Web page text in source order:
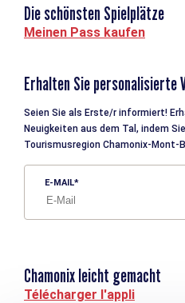
Die schönsten Spielplätze
Meinen Pass kaufen
Erhalten Sie personalisierte
Seien Sie als Erste/r informiert!
Neuigkeiten aus dem Tal, indem
Tourismusregion Chamonix-Mont-
E-MAIL
Chamonix leicht gemacht
Télécharger l'appli